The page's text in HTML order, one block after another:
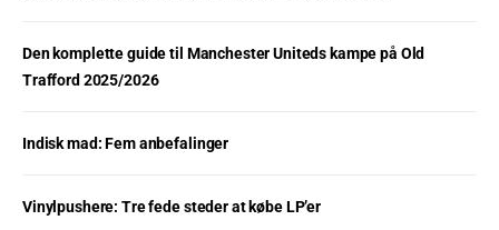
Den komplette guide til Manchester Uniteds kampe på Old
Trafford 2025/2026
Indisk mad: Fem anbefalinger
Vinylpushere: Tre fede steder at købe LP’er